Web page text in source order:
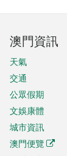
澳門資訊
天氣
交通
公眾假期
文娛康體
城市資訊
澳門便覽